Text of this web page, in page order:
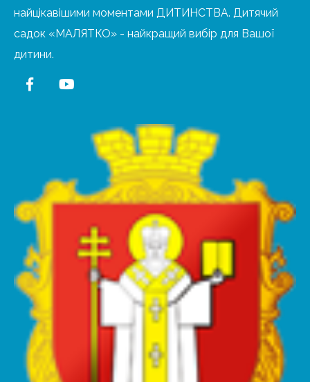
найцікавішими моментами ДИТИНСТВА. Дитячий
садок «МАЛЯТКО» - найкращий вибір для Вашої
дитини.